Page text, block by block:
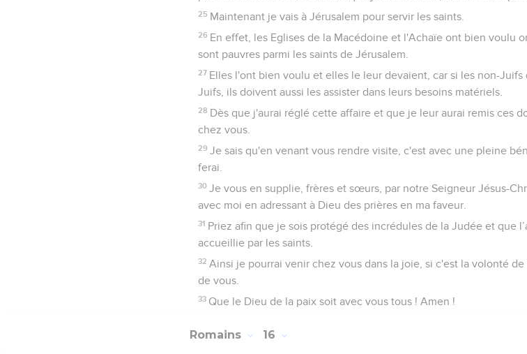
25 Maintenant je vais à Jérusalem pour servir les saints.
26 En effet, les Eglises de la Macédoine et l'Achaïe ont bien voulu
sont pauvres parmi les saints de Jérusalem.
27 Elles l'ont bien voulu et elles le leur devaient, car si les non-
Juifs, ils doivent aussi les assister dans leurs besoins matériels.
28 Dès que j'aurai réglé cette affaire et que je leur aurai remis ces
chez vous.
29 Je sais qu'en venant vous rendre visite, c'est avec une pleine
ferai.
30 Je vous en supplie, frères et sœurs, par notre Seigneur Jésus-
avec moi en adressant à Dieu des prières en ma faveur.
31 Priez afin que je sois protégé des incrédules de la Judée et que
accueillie par les saints.
32 Ainsi je pourrai venir chez vous dans la joie, si c'est la volonté
de vous.
33 Que le Dieu de la paix soit avec vous tous ! Amen !
Romains 16